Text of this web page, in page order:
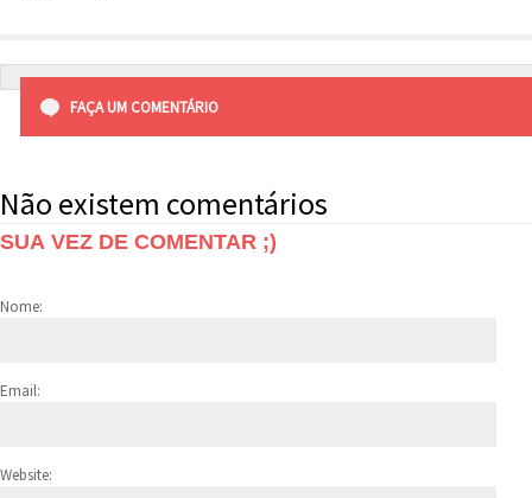
FAÇA UM COMENTÁRIO
Não existem comentários
SUA VEZ DE COMENTAR ;)
Nome:
Email:
Website: